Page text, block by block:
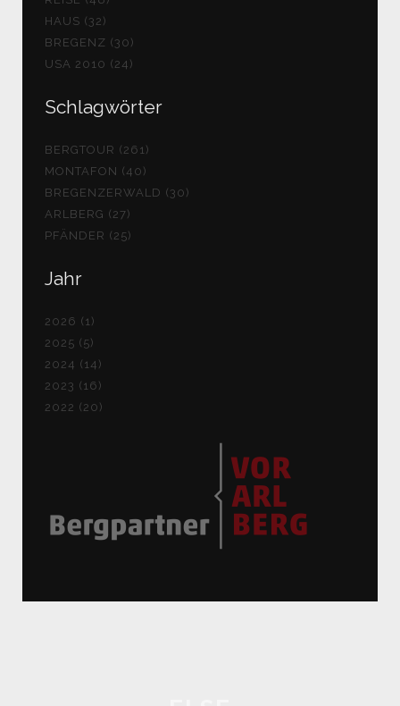
HAUS (32)
BREGENZ (30)
USA 2010 (24)
Schlagwörter
BERGTOUR (261)
MONTAFON (40)
BREGENZERWALD (30)
ARLBERG (27)
PFÄNDER (25)
Jahr
2026 (1)
2025 (5)
2024 (14)
2023 (16)
2022 (20)